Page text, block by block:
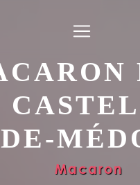
DE-
Macaron